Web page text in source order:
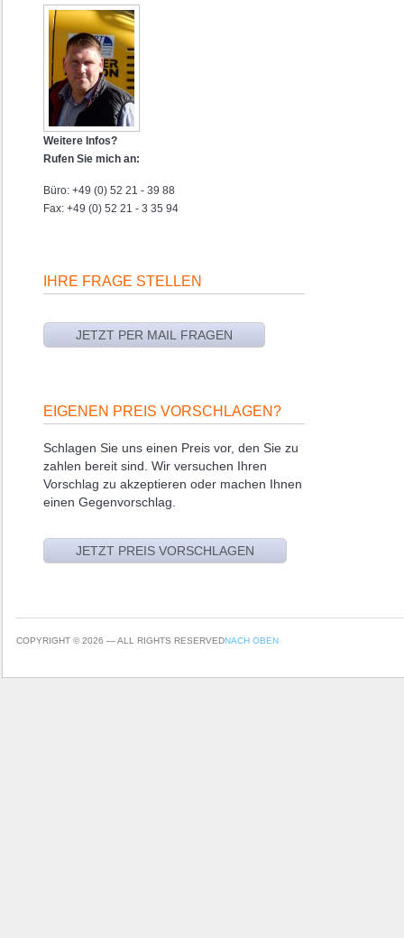
Weitere Infos?
Rufen Sie mich an:
Büro: +49 (0) 52 21 - 39 88
Fax: +49 (0) 52 21 - 3 35 94
IHRE FRAGE STELLEN
EIGENEN PREIS VORSCHLAGEN?
Schlagen Sie uns einen Preis vor, den Sie zu
zahlen bereit sind. Wir versuchen Ihren
Vorschlag zu akzeptieren oder machen Ihnen
einen Gegenvorschlag.
COPYRIGHT © 2026 — ALL RIGHTS RESERVEDNACH OBEN